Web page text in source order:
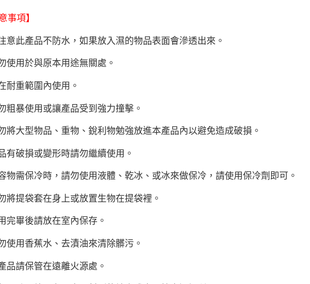
事項】
意此產品不防水，如果放入濕的物品表面會滲透出來。
使用於與原本用途無關處。
耐重範圍內使用。
粗暴使用或讓產品受到強力撞擊。
將大型物品、重物、銳利物勉強放進本產品內以避免造成破損。
有破損或變形時請勿繼續使用。
物需保冷時，請勿使用液體、乾冰、或冰來做保冷，請使用保冷劑即可。
將提袋套在身上或放置生物在提袋裡。
完畢後請放在室內保存。
使用香蕉水、去漬油來清除髒污。
品請保管在遠離火源處。